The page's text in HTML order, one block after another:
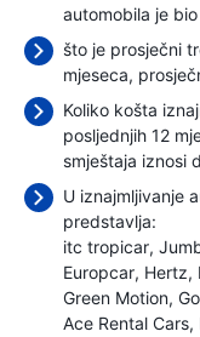
automobila je bio
što je prosječni
mjeseca,
Koliko košta
posljednjih 12
smještaja iznosi
U iznajmljivanje
predstavlja:
itc tropicar
Europcar Hertz
Green Motion
Ace Rental Cars